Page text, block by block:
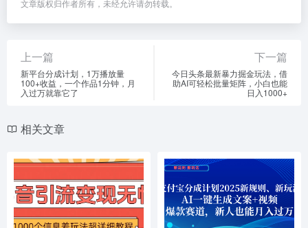
文章版权归作者所有，未经允许请勿转载。
上一篇
新平台分成计划，1万播放量
100+收益，一个作品1分钟，月
入过万就靠它了
下一篇
今日头条最新暴力掘金玩法，借
助AI可轻松批量矩阵，小白也能
日入1000+
相关文章